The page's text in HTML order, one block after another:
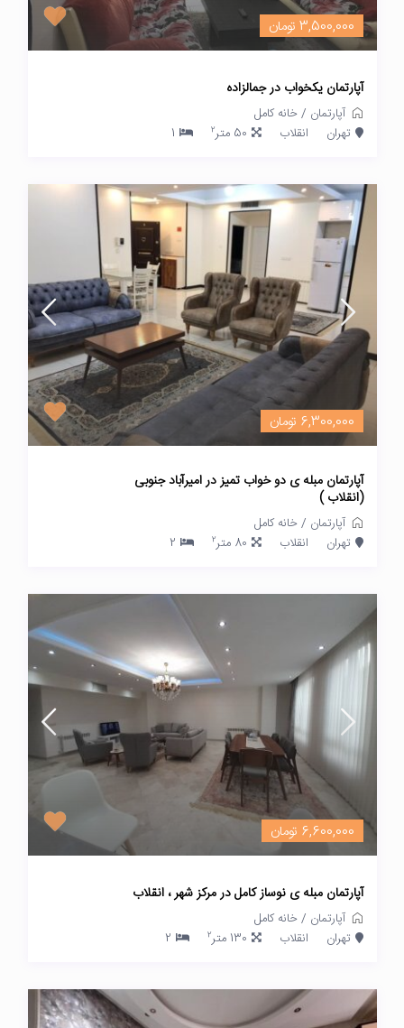
3,500,000 تومان
آپارتمان یکخواب در جمالزاده
آپارتمان /خانه کامل
تهران
انقلاب 50 متر 2
1
6,300,000 تومان
آپارتمان مبله ی دو خواب تمیز در امیرآباد جنوبی
(انقلاب )
آپارتمان /خانه کامل
تهران
انقلاب 80 متر 2
2
6,600,000 تومان
آپارتمان مبله ی نوساز کامل در مرکز شهر ، انقلاب
آپارتمان /خانه کامل
تهران
انقلاب 130 متر 2
2